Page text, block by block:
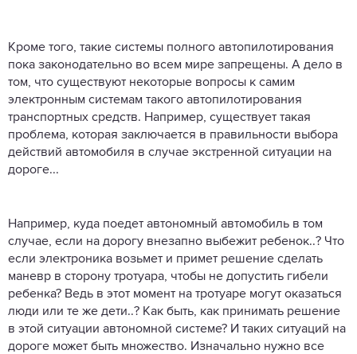
Кроме того, такие системы полного автопилотирования
пока законодательно во всем мире запрещены. А дело в
том, что существуют некоторые вопросы к самим
электронным системам такого автопилотирования
транспортных средств. Например, существует такая
проблема, которая заключается в правильности выбора
действий автомобиля в случае экстренной ситуации на
дороге...
Например, куда поедет автономный автомобиль в том
случае, если на дорогу внезапно выбежит ребенок..? Что
если электроника возьмет и примет решение сделать
маневр в сторону тротуара, чтобы не допустить гибели
ребенка? Ведь в этот момент на тротуаре могут оказаться
люди или те же дети..? Как быть, как принимать решение
в этой ситуации автономной системе? И таких ситуаций на
дороге может быть множество. Изначально нужно все